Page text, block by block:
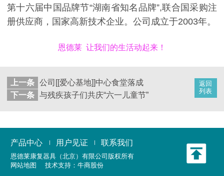
第十六届中国品牌节“湖南省知名品牌”,联合国采购注
册供应商，国家高新技术企业。公司成立于2003年。
恩德莱 让我们的生活动起来！
返回
列表
上一条 公司[[爱心基地]]中心食堂落成
下一条 与残疾孩子们共庆“六一儿童节”
产品中心 用户见证 联系我们
恩德莱康复器具（北京）有限公司 版权所有
网站地图
技术支持： 牛商股份